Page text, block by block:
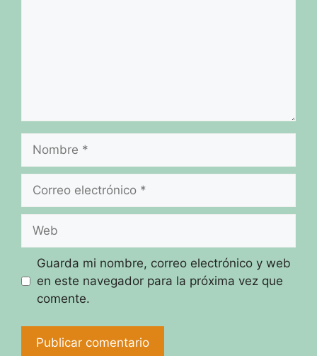
Nombre
Correo
Web
Guarda mi nombre, correo electrónico y web
en este navegador para la próxima vez que
comente.